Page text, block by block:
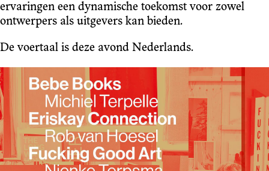
ervaringen een dynamische toekomst voor zowel
ontwerpers als uitgevers kan bieden.
De voertaal is deze avond Nederlands.